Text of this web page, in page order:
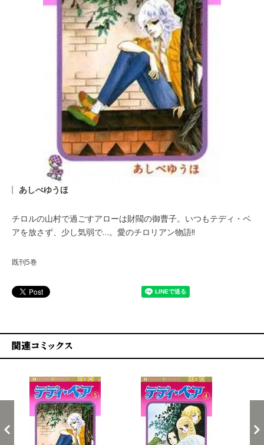
あしべゆうほ
チロルの山村で過ごすアローは財閥の御曹子。いつもテディ・ベ
アを放さず、少し気弱で…。愛のチロリアン物語!!
既刊5巻